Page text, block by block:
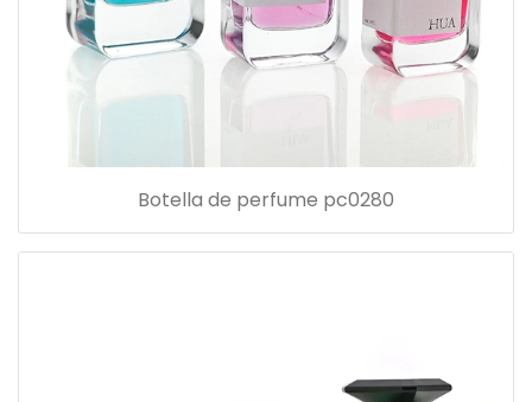
Botella de perfume pc0280